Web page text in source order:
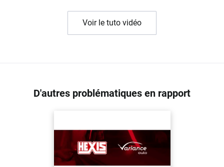
Voir le tuto vidéo
D'autres problématiques en rapport